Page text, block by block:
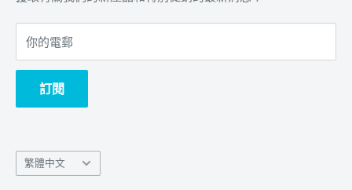
你的電郵
訂閱
Language
語
繁體中文